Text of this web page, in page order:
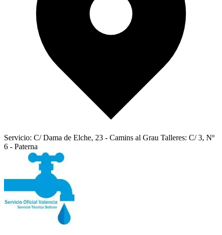
Servicio: C/ Dama de Elche, 23 - Camins al Grau Talleres: C/ 3, Nº
6 - Paterna